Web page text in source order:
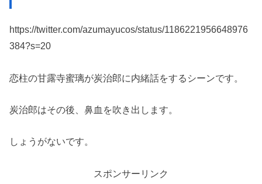
https://twitter.com/azumayucos/status/1186221956648976
384?s=20
恋柱の甘露寺蜜璃が炭治郎に内緒話をするシーンです。
炭治郎はその後、鼻血を吹き出します。
しょうがないです。
スポンサーリンク